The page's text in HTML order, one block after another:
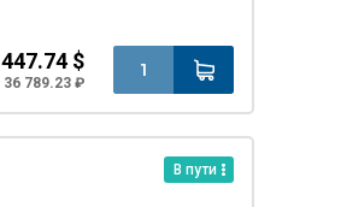
447.74 $
36 789.23 ₽
В пути